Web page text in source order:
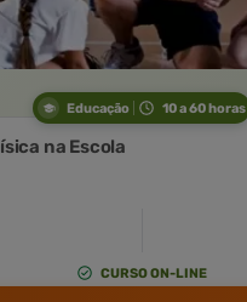
Educação 10 a 60 horas
na Escola
CURSO ON-LINE